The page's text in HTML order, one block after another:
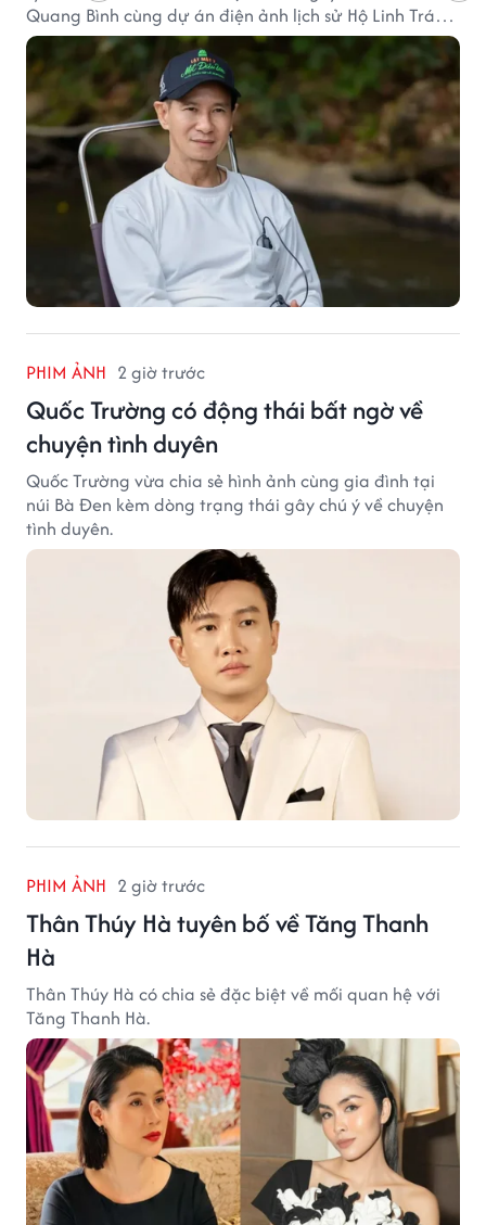
Quang Bình cùng dự án điện ảnh lịch sử Hộ Linh Tráng
Sĩ: Bí Ẩn Mộ Vua Đinh.
PHIM ẢNH 2 giờ trước
Quốc Trường có động thái bất ngờ về
chuyện tình duyên
Quốc Trường vừa chia sẻ hình ảnh cùng gia đình tại
núi Bà Đen kèm dòng trạng thái gây chú ý về chuyện
tình duyên.
PHIM ẢNH 2 giờ trước
Thân Thúy Hà tuyên bố về Tăng Thanh
Hà
Thân Thúy Hà có chia sẻ đặc biệt về mối quan hệ với
Tăng Thanh Hà.